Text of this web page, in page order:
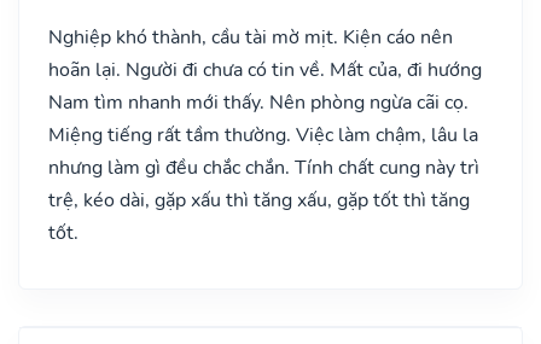
Nghiệp khó thành, cầu tài mờ mịt. Kiện cáo nên
hoãn lại. Người đi chưa có tin về. Mất của, đi hướng
Nam tìm nhanh mới thấy. Nên phòng ngừa cãi cọ.
Miệng tiếng rất tầm thường. Việc làm chậm, lâu la
nhưng làm gì đều chắc chắn. Tính chất cung này trì
trệ, kéo dài, gặp xấu thì tăng xấu, gặp tốt thì tăng
tốt.